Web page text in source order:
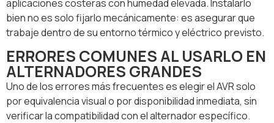
aplicaciones costeras con humedad elevada. Instalarlo
bien no es solo fijarlo mecánicamente: es asegurar que
trabaje dentro de su entorno térmico y eléctrico previsto.
ERRORES COMUNES AL USARLO EN
ALTERNADORES GRANDES
Uno de los errores más frecuentes es elegir el AVR solo
por equivalencia visual o por disponibilidad inmediata, sin
verificar la compatibilidad con el alternador específico.